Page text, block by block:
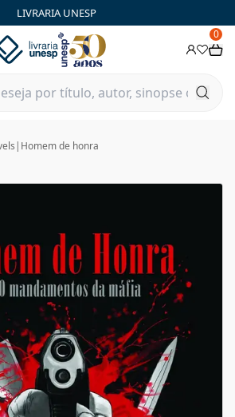
LIVRARIA UNESP
0
| Homem de honra